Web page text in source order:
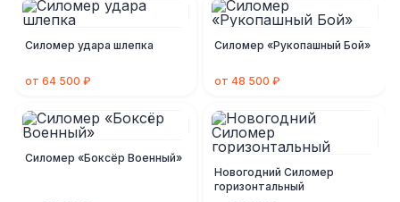
Силомер удара шлепка
от 64 500 ₽
Силомер «Рукопашный Бой»
от 48 500 ₽
Силомер «Боксёр Военный»
Новогодний Силомер
горизонтальный